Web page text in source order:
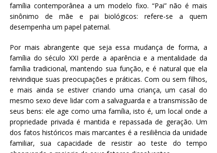
família contemporânea a um modelo fixo. “Pai” não é mais
sinônimo de mãe e pai biológicos: refere-se a quem
desempenha um papel paternal.
Por mais abrangente que seja essa mudança de forma, a
família do século XXI perde a aparência e a mentalidade da
família tradicional, mantendo sua função, e é natural que ela
reivindique suas preocupações e práticas. Com ou sem filhos,
e mais ainda se estiver criando uma criança, um casal do
mesmo sexo deve lidar com a salvaguarda e a transmissão de
seus bens: ele age como uma família, isto é, um local onde a
propriedade privada é mantida e repassada de geração. Um
dos fatos históricos mais marcantes é a resiliência da unidade
familiar, sua capacidade de resistir ao teste do tempo